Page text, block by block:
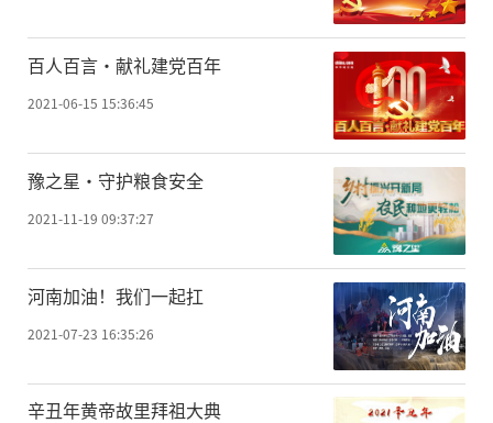
百人百言·献礼建党百年
2021-06-15 15:36:45
豫之星·守护粮食安全
2021-11-19 09:37:27
河南加油！我们一起扛
2021-07-23 16:35:26
辛丑年黄帝故里拜祖大典